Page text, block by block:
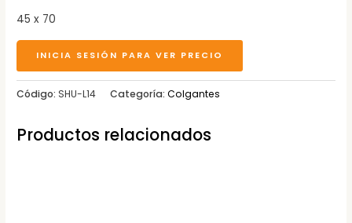
45 x 70
INICIA SESIÓN PARA VER PRECIO
Código:SHU-L14 Categoría:Colgantes
Productos relacionados